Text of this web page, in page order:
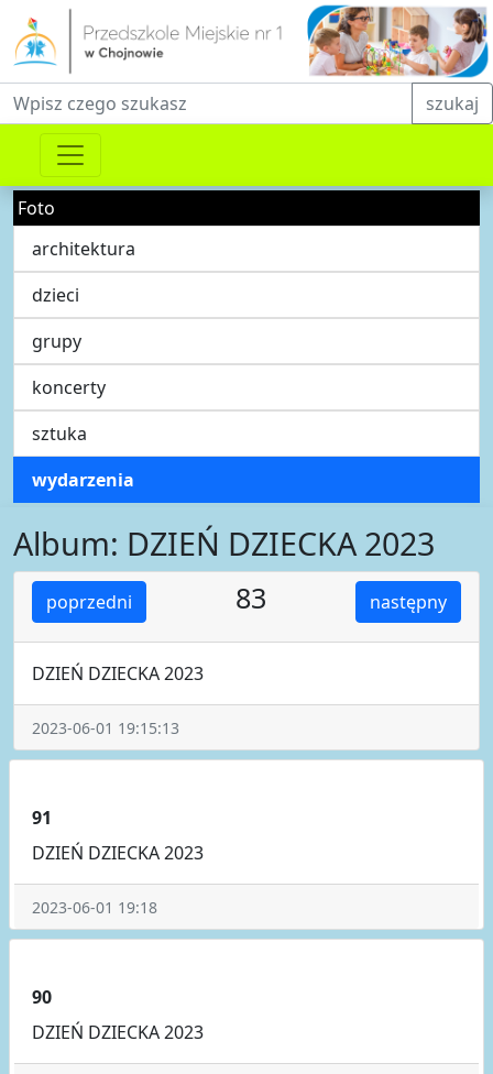
Fraza do wyszukiwania szukaj
Foto
architektura
dzieci
grupy
koncerty
sztuka
wydarzenia
Album: DZIEŃ DZIECKA 2023
poprzedni następny
83
DZIEŃ DZIECKA 2023
2023-06-01 19:15:13
91
DZIEŃ DZIECKA 2023
2023-06-01 19:18
90
DZIEŃ DZIECKA 2023